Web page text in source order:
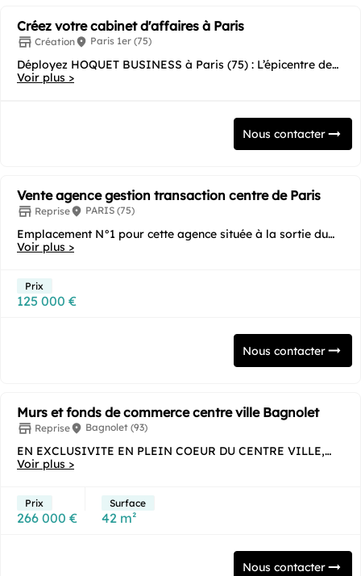
Créez votre cabinet d'affaires à Paris
Création Paris 1er (75)
Déployez HOQUET BUSINESS à Paris (75) : L’épicentre de
l’immobilier professionnel au service de la...
Voir plus >
Nous contacter
Vente agence gestion transaction centre de Paris
Reprise PARIS (75)
Emplacement N°1 pour cette agence située à la sortie du
métro. Un bail neuf sera signé. Ouverte...
Voir plus >
Prix
125 000 €
Nous contacter
Murs et fonds de commerce centre ville Bagnolet
Reprise Bagnolet (93)
EN EXCLUSIVITE EN PLEIN COEUR DU CENTRE VILLE,
QUARTIER VIVANT ET COMMERCANTS, PROCHE MAIRIE
Voir plus >
Prix
266 000 €
Surface
42 m²
Nous contacter